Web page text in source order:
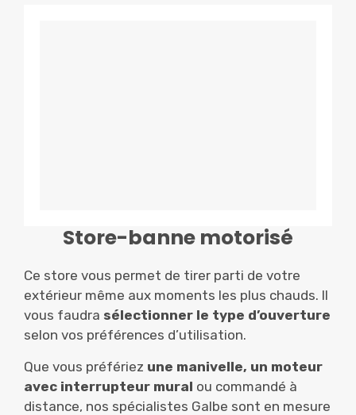
Store-banne motorisé
Ce store vous permet de tirer parti de votre
extérieur même aux moments les plus chauds. Il
vous faudra sélectionner le type d’ouverture
selon vos préférences d’utilisation.
Que vous préfériez une manivelle, un moteur
avec interrupteur mural ou commandé à
distance, nos spécialistes Galbe sont en mesure